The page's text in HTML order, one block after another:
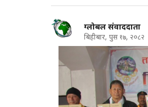
ग्लोबल संवाददाता
बिहीबार, पुस १७, २०८२